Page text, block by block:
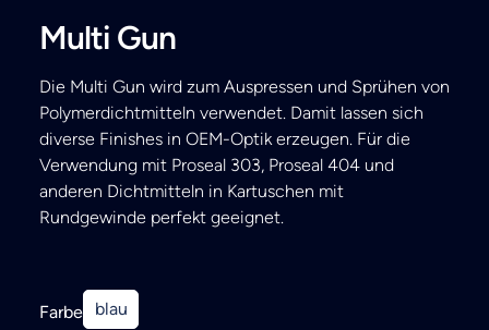
Multi Gun
Die Multi Gun wird zum Auspressen und Sprühen von
Polymerdichtmitteln verwendet. Damit lassen sich
diverse Finishes in OEM-Optik erzeugen. Für die
Verwendung mit Proseal 303, Proseal 404 und
anderen Dichtmitteln in Kartuschen mit
Rundgewinde perfekt geeignet.
Farbe blau